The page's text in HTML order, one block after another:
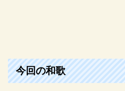
今回の和歌